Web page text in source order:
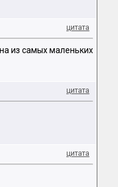
цитата
из самых маленьких
цитата
цитата